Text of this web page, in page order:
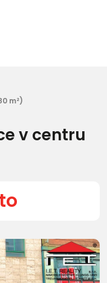
m²)
v centru